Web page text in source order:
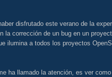
disfrutado este verano de la
la corrección de un bug en un
ilumina a todos los proyectos
ha llamado la atención, es ver